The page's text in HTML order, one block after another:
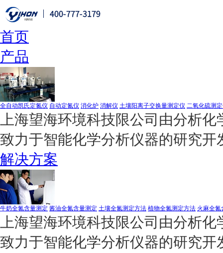
首页
产品
全自动凯氏定氮仪 自动定氮仪 消化炉 消解仪 土壤阳离子交换量测定仪 二氧化硫测
上海望海环境科技限公司由分析
致力于智能化学分析仪器的研究开
解决方案
牛奶全氮含量测定 酱油全氮含量测定 土壤全氮测定方法 植物全氮测定方法 火麻全氮
上海望海环境科技限公司由分析
致力于智能化学分析仪器的研究开